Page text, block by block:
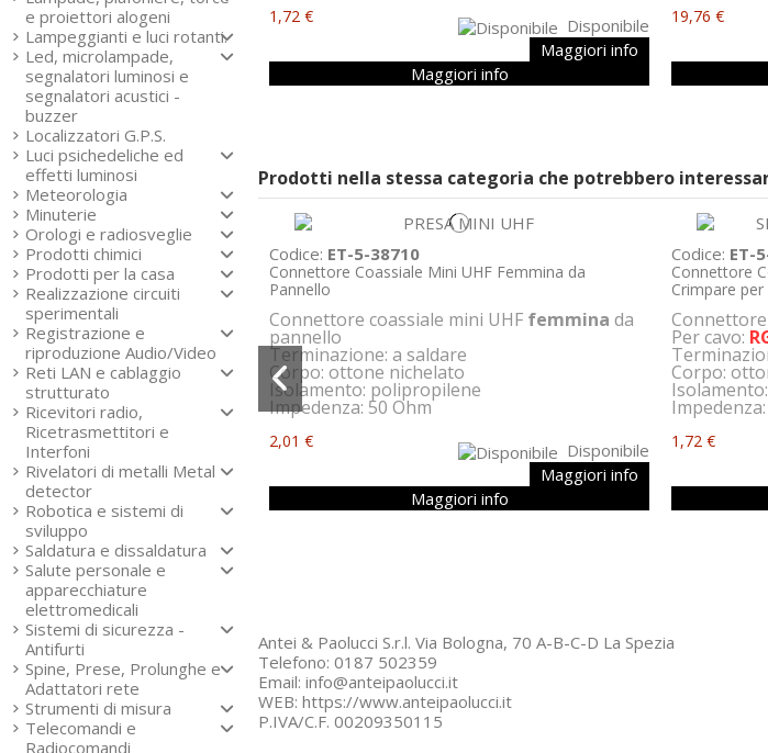
1,72 €
Disponibile
Maggiori info
Maggiori info
19,76 €
Prodotti nella stessa categoria che potrebbero
Codice: ET-5-38710
Connettore Coassiale Mini UHF Femmina da
Pannello
Connettore coassiale mini UHF femminada
pannello
Terminazione: a saldare
Corpo: ottone nichelato
Isolamento: polipropilene
Impedenza: 50 Ohm
2,01 €
Disponibile
Maggiori info
Maggiori info
Codice: ET-
Connettore
Crimpare per
Per cavo:
Corpo:
1,72 €
Antei & Paolucci S.r.l. Via Bologna, 70 A-B-C-D La Spezia
Telefono: 0187 502359
Email: info@anteipaolucci.it
WEB: https://www.anteipaolucci.it
P.IVA/C.F. 00209350115
e proiettori alogeni
Lampeggianti e luci rotanti.
Led, microlampade,
segnalatori luminosi e
segnalatori acustici -
buzzer
Localizzatori G.P.S.
Luci psichedeliche ed
effetti luminosi
Meteorologia
Minuterie
Orologi e radiosveglie
Prodotti chimici
Prodotti per la casa
Realizzazione circuiti
sperimentali
Registrazione e
riproduzione Audio/Video
Reti LAN e cablaggio
strutturato
Ricevitori radio,
Ricetrasmettitori e
Interfoni
Rivelatori di metalli Metal
detector
Robotica e sistemi di
sviluppo
Saldatura e dissaldatura
Salute personale e
apparecchiature
elettromedicali
Sistemi di sicurezza -
Antifurti
Spine, Prese, Prolunghe e
Adattatori rete
Strumenti di misura
Telecomandi e
Radiocomandi